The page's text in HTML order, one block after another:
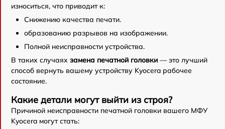
износиться, что приводит к:
Снижению качества печати.
образованию разрывов на изображении.
Полной неисправности устройства.
В таких случаях замена печатной головки — это лучший
способ вернуть вашему устройству Kyocera рабочее
состояние.
Какие детали могут выйти из строя?
Причиной неисправности печатной головки вашего МФУ
Kyocera могут стать: